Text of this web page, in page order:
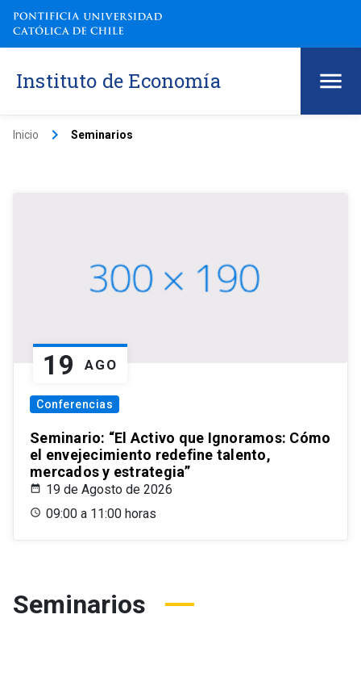
Instituto de Economía
Inicio keyboard_arrow_right Seminarios
19 AGO
Conferencias
Seminario: “El Activo que Ignoramos: Cómo
el envejecimiento redefine talento,
mercados y estrategia”
19 de Agosto de 2026
09:00 a 11:00 horas
Seminarios